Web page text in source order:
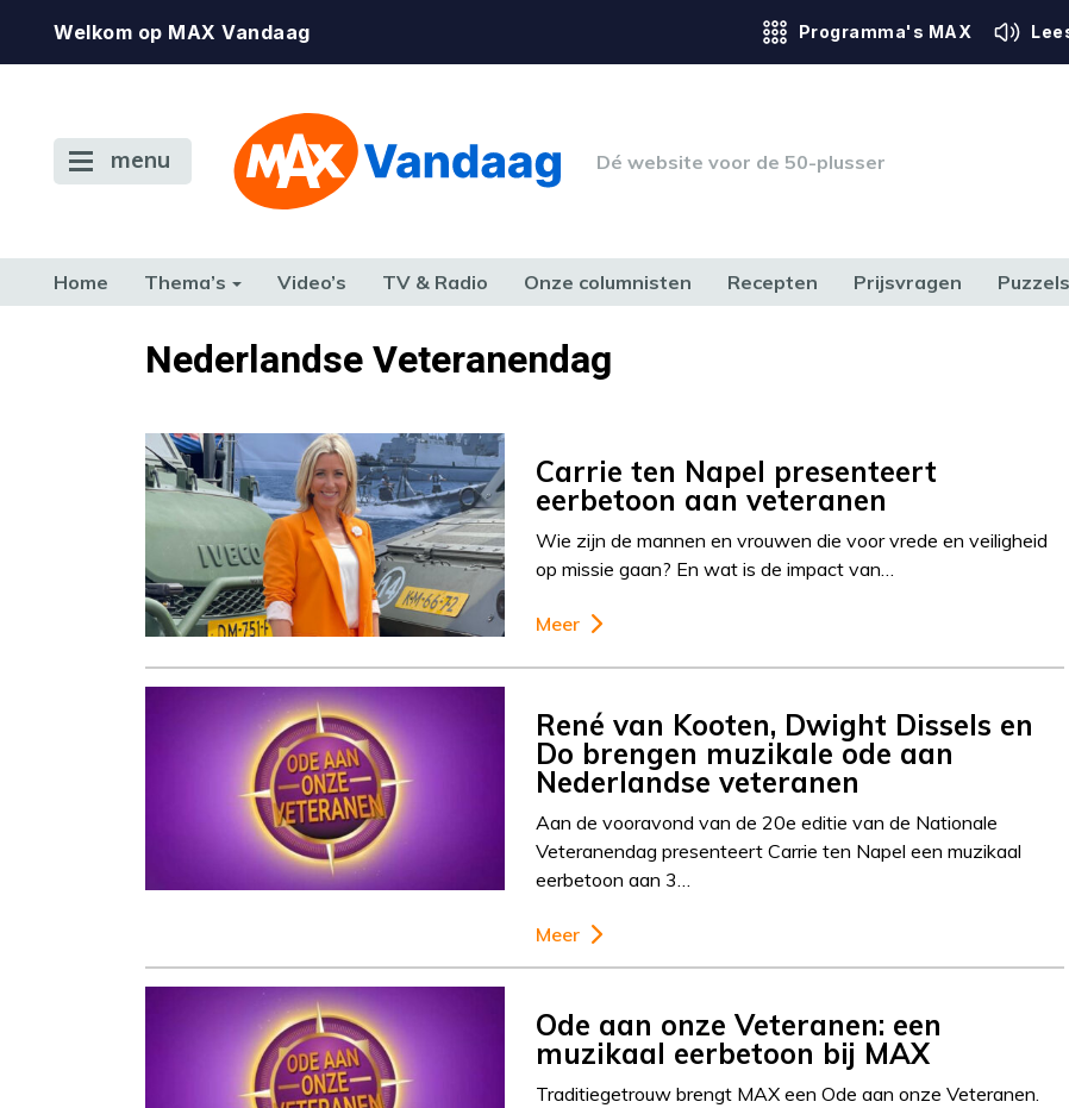
Welkom op MAX Vandaag Programma's MAX
menu Dé website voor de 50-plusser
Home Thema’s Video’s TV & Radio Onze columnisten Recepten Prijsvragen Puzzels
TERUG NAAR TOENNederlandse Veteranendag
Carrie ten Napel presenteert
eerbetoon aan veteranen
Wie zijn de mannen en vrouwen die voor vrede en veiligheid
op missie gaan? En wat is de impact van…
Meer
René van Kooten, Dwight Dissels en
Do brengen muzikale ode aan
Nederlandse veteranen
Aan de vooravond van de 20e editie van de Nationale
Veteranendag presenteert Carrie ten Napel een muzikaal
eerbetoon aan 3…
Meer
Ode aan onze Veteranen: een
muzikaal eerbetoon bij MAX
Traditiegetrouw brengt MAX een Ode aan onze Veteranen.